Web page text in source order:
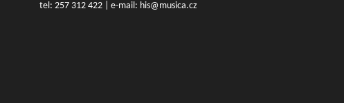
tel: 257 312 422 | e-mail: his@musica.cz